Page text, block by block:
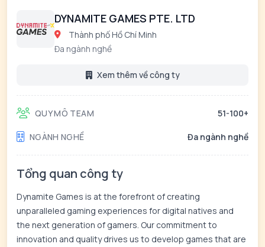
DYNAMITE GAMES PTE. LTD
Thành phố Hồ Chí Minh
Đa ngành nghề
Xem thêm về công ty
QUY MÔ TEAM 51-100+
NGÀNH NGHỀ Đa ngành nghề
Tổng quan công ty
Dynamite Games is at the forefront of creating
unparalleled gaming experiences for digital natives and
the next generation of gamers. Our commitment to
innovation and quality drives us to develop games that are